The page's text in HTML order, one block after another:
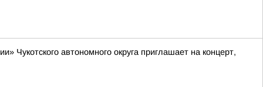
Чукотского автономного округа приглашает на концерт,